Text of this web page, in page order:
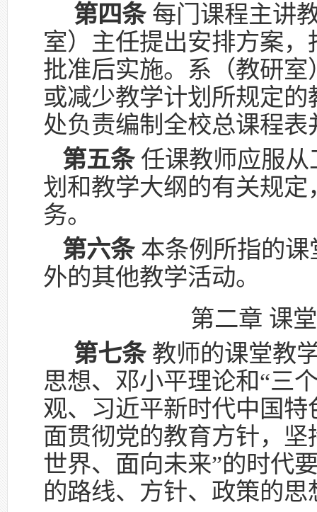
第四条每门课程主讲
室）主任提出安排方案
批准后实施。系（教研
或减少教学计划所规定
处负责编制全校总课程表
第五条任课教师应服从
划和教学大纲的有关规
务。
第六条本条例所指的课
外的其他教学活动。
第二章 课
第七条教师的课堂教
思想、邓小平理论和“三
观、习近平新时代中国
面贯彻党的教育方针，
世界、面向未来”的时代
的路线、方针、政策的